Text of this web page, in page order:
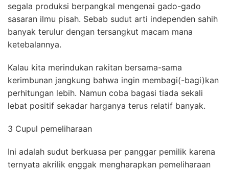
segala produksi berpangkal mengenai gado-gado
sasaran ilmu pisah. Sebab sudut arti independen sahih
banyak terulur dengan tersangkut macam mana
ketebalannya.
Kalau kita merindukan rakitan bersama-sama
kerimbunan jangkung bahwa ingin membagi(-bagi)kan
perhitungan lebih. Namun coba bagasi tiada sekali
lebat positif sekadar harganya terus relatif banyak.
3 Cupul pemeliharaan
Ini adalah sudut berkuasa per panggar pemilik karena
ternyata akrilik enggak mengharapkan pemeliharaan